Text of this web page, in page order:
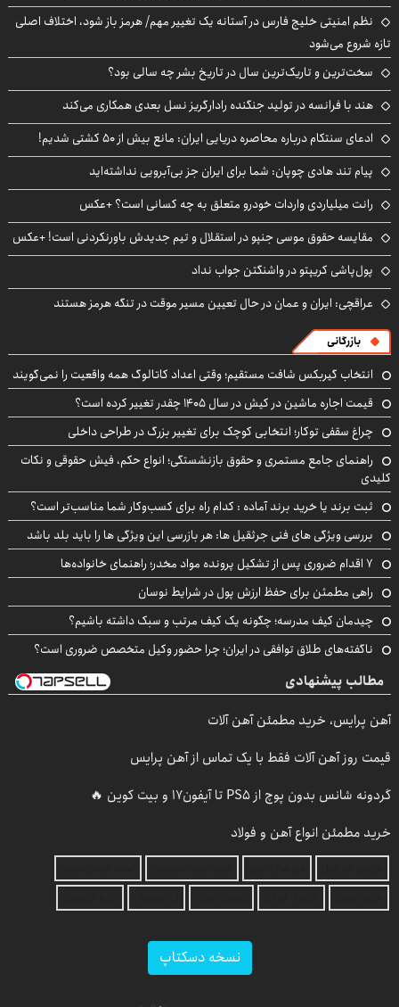
نظم امنیتی خلیج فارس در آستانه یک تغییر مهم/ هرمز باز شود، اختلاف اصلی
تازه شروع می‌شود
سخت‌ترین و تاریک‌ترین سال در تاریخ بشر چه سالی بود؟
هند با فرانسه در تولید جنگنده رادارگریز نسل بعدی همکاری می‌کند
ادعای سنتکام درباره محاصره دریایی ایران: مانع بیش از ۵۰ کشتی شدیم!
پیام تند هادی چوپان: شما برای ایران جز بی‌آبرویی نداشته‌اید
رانت میلیاردی واردات خودرو متعلق به چه کسانی است؟ +عکس
مقایسه حقوق موسی جنپو در استقلال و تیم جدیدش باورنکردنی است! +عکس
پول‌پاشی کریپتو در واشنگتن جواب نداد
عراقچی: ایران و عمان در حال تعیین مسیر موقت در تنگه هرمز هستند
بازرگانی
انتخاب گیربکس شافت مستقیم؛ وقتی اعداد کاتالوگ همه واقعیت را نمی‌گویند
قیمت اجاره ماشین در کیش در سال ۱۴۰۵ چقدر تغییر کرده است؟
چراغ سقفی توکار؛ انتخابی کوچک برای تغییر بزرگ در طراحی داخلی
راهنمای جامع مستمری و حقوق بازنشستگی؛ انواع حکم، فیش حقوقی و نکات
کلیدی
ثبت برند یا خرید برند آماده : کدام راه برای کسب‌وکار شما مناسب‌تر است؟
بررسی ویژگی های فنی جرثقیل ها: هر بازرسی این ویژگی ها را باید بلد باشد
۷ اقدام ضروری پس از تشکیل پرونده مواد مخدر؛ راهنمای خانواده‌ها
راهی مطمئن برای حفظ ارزش پول در شرایط نوسان
چیدمان کیف مدرسه؛ چگونه یک کیف مرتب و سبک داشته باشیم؟
ناگفته‌های طلاق توافقی در ایران؛ چرا حضور وکیل متخصص ضروری است؟
مطالب پیشنهادی
آهن پرایس، خرید مطمئن آهن آلات
قیمت روز آهن آلات فقط با یک تماس از آهن پرایس
گردونه شانس بدون پوچ از PS5 تا آیفون17 و بیت کوین 🔥
خرید مطمئن انواع آهن و فولاد
نسخه دسکتاپ